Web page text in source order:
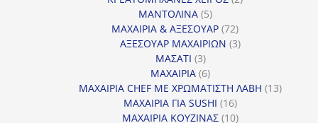
ΜΑΝΤΟΛΙΝΑ 55
προϊόντα
ΜΑΧΑΙΡΙΑ & ΑΞΕΣΟΥΑΡ 7272
προϊόντα
ΑΞΕΣΟΥΑΡ ΜΑΧΑΙΡΙΩΝ 33
ΜΑΣΑΤΙ 33
προϊόντα
ΜΑΧΑΙΡΙΑ 66
προϊόντα
ΜΑΧΑΙΡΙΑ CHEF ΜΕ ΧΡΩΜΑΤΙΣΤΗ ΛΑΒΗ 1313
ΜΑΧΑΙΡΙΑ ΓΙΑ SUSHI 1616
προϊόντα
ΜΑΧΑΙΡΙΑ ΚΟΥΖΙΝΑΣ 1010